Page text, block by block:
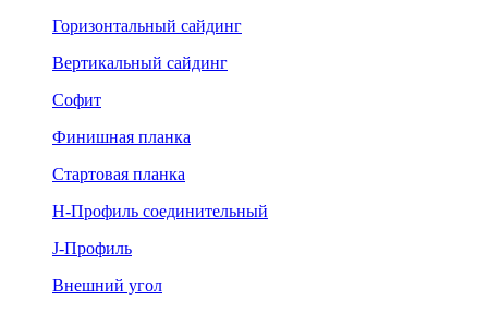
Горизонтальный сайдинг
Вертикальный сайдинг
Софит
Финишная планка
Стартовая планка
Н-Профиль соединительный
J-Профиль
Внешний угол